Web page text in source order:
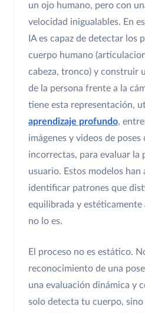
un ojo humano, pero con
velocidad inigualables. En
IA es capaz de detectar los
cuerpo humano
cabeza, tronco) y construir
de la persona frente a la
tiene esta representación,
aprendizaje profundo,
imágenes y videos de poses
incorrectas, para evaluar la
usuario. Estos modelos han
identificar patrones que
equilibrada y estéticamente
no lo es.
El proceso no es estático.
reconocimiento de una
una evaluación dinámica y
solo detecta tu cuerpo,